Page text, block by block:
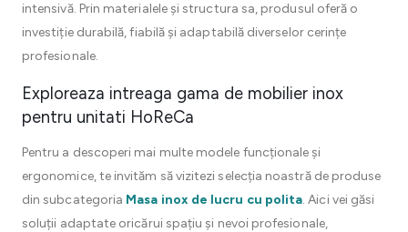
intensivă. Prin materialele și structura sa, produsul oferă o
investiție durabilă, fiabilă și adaptabilă diverselor cerințe
profesionale.
Exploreaza intreaga gama de mobilier inox
pentru unitati HoReCa
Pentru a descoperi mai multe modele funcționale și
ergonomice, te invităm să vizitezi selecția noastră de produse
din subcategoria Masa inox de lucru cu polita. Aici vei găsi
soluții adaptate oricărui spațiu și nevoi profesionale,